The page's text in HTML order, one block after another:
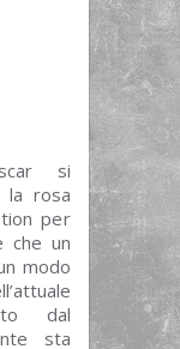
si
la rosa
per
che un
modo
dal
sta